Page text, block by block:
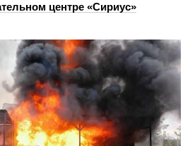
центре «Сириус»